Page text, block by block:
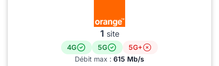
1 site
4G 5G
5G+
Débit max : 615 Mb/s